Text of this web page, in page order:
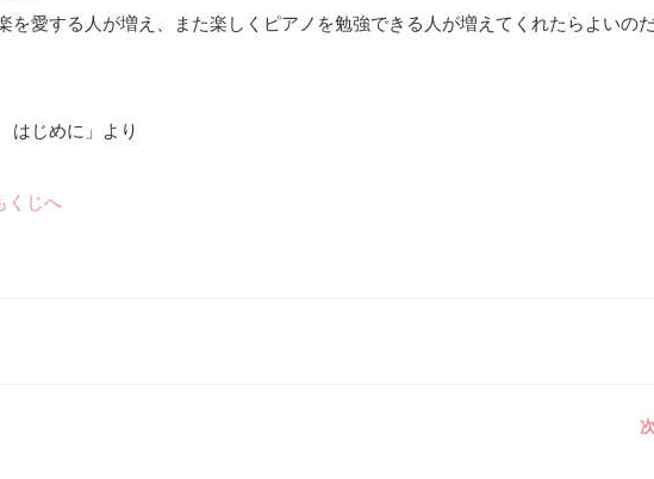
愛する人が増え、また楽しくピアノを勉強できる人が増えてくれたらよいの
じめに」より
じへ